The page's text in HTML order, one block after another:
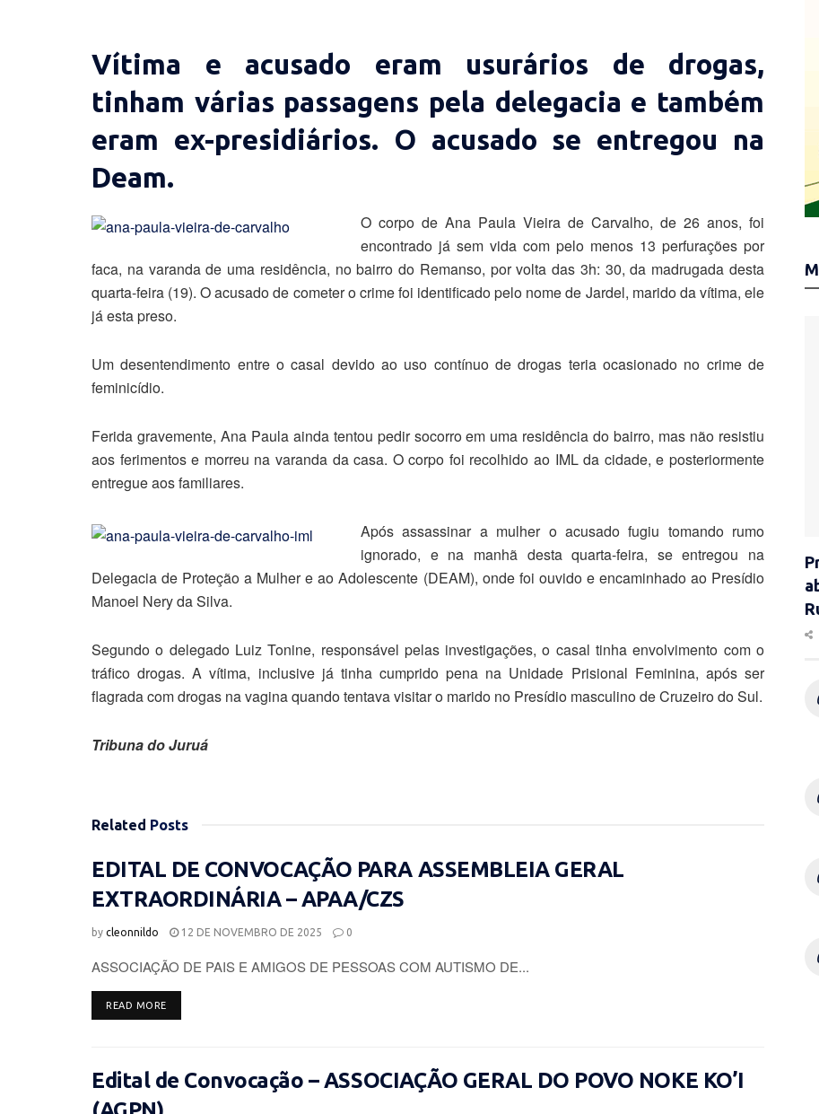
Vítima e acusado eram usurários de drogas,
tinham várias passagens pela delegacia e também
eram ex-presidiários. O acusado se entregou na
Deam.
O corpo de Ana Paula Vieira de Carvalho, de 26 anos, foi
encontrado já sem vida com pelo menos 13 perfurações por
faca, na varanda de uma residência, no bairro do Remanso, por volta das 3h: 30, da madrugada desta
quarta-feira (19). O acusado de cometer o crime foi identificado pelo nome de Jardel, marido da vítima, ele
já esta preso.
Um desentendimento entre o casal devido ao uso contínuo de drogas teria ocasionado no crime de
feminicídio.
Ferida gravemente, Ana Paula ainda tentou pedir socorro em uma residência do bairro, mas não resistiu
aos ferimentos e morreu na varanda da casa. O corpo foi recolhido ao IML da cidade, e posteriormente
entregue aos familiares.
Após assassinar a mulher o acusado fugiu tomando rumo
ignorado, e na manhã desta quarta-feira, se entregou na
Delegacia de Proteção a Mulher e ao Adolescente (DEAM), onde foi ouvido e encaminhado ao Presídio
Manoel Nery da Silva.
Segundo o delegado Luiz Tonine, responsável pelas investigações, o casal tinha envolvimento com o
tráfico drogas. A vítima, inclusive já tinha cumprido pena na Unidade Prisional Feminina, após ser
flagrada com drogas na vagina quando tentava visitar o marido no Presídio masculino de Cruzeiro do Sul.
Tribuna do Juruá
Related Posts
EDITAL DE CONVOCAÇÃO PARA ASSEMBLEIA GERAL
EXTRAORDINÁRIA – APAA/CZS
by cleonnildo 12 DE NOVEMBRO DE 2025 0
ASSOCIAÇÃO DE PAIS E AMIGOS DE PESSOAS COM AUTISMO DE...
READ MOREDETAILS
Edital de Convocação – ASSOCIAÇÃO GERAL DO POVO NOKE KO’I